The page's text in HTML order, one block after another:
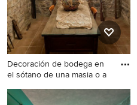
Decoración de bodega en
el sótano de una masia o a
他の地域にある広いラステ